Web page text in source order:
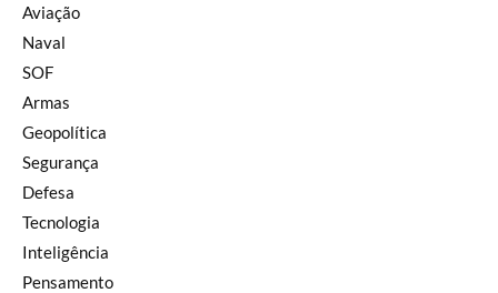
Aviação
Naval
SOF
Armas
Geopolítica
Segurança
Defesa
Tecnologia
Inteligência
Pensamento